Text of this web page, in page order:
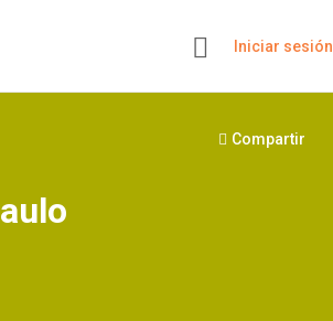
Iniciar sesión
Compartir